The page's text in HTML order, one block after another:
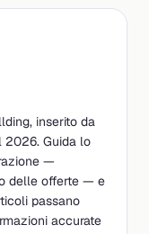
inserito da
2026. Guida lo
—
delle offerte — e
passano
accurate